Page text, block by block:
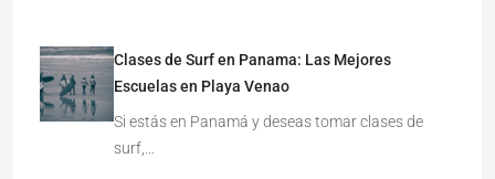
Clases de Surf en Panama: Las Mejores
Escuelas en Playa Venao
Si estás en Panamá y deseas tomar clases de
surf,…